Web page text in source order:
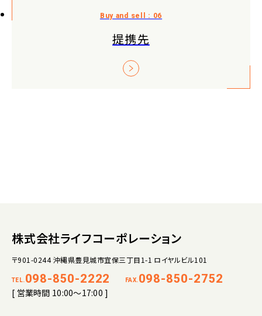
提携先
株式会社ライフコーポレーション
〒901-0244 沖縄県豊見城市宜保三丁目1-1 ロイヤルビル101
TEL. 098-850-2222 FAX. 098-850-2752
[ 営業時間 10:00～17:00 ]